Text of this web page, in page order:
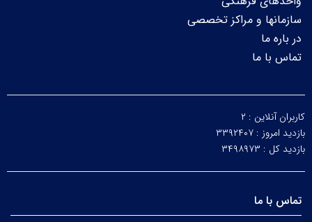
سازمانها و مراکز تخصصی
در باره ما
تماس با ما
کاربران آنلاین : ۲
بازدید امروز : ۳۳۹۲۴۰۷
بازدید کل : ۳۴۹۸۹۷۳
تماس با ما